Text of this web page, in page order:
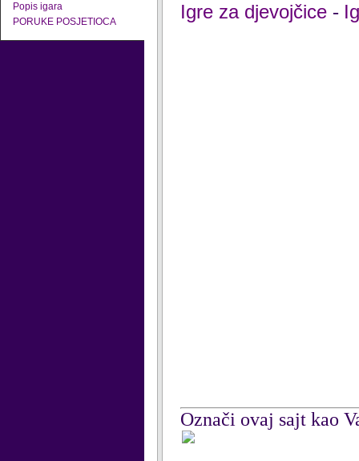
Popis igara
PORUKE POSJETIOCA
Igre za djevojčice -
Označi ovaj sajt kao